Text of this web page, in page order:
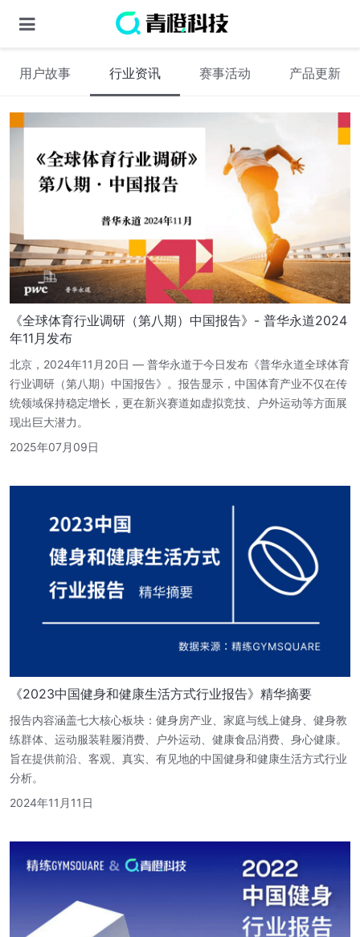
用户故事 行业资讯 赛事活动 产品更新
《全球体育行业调研（第八期）中国报告》- 普华永道2024
年11月发布
北京，2024年11月20日 — 普华永道于今日发布《普华永道全球体育
行业调研（第八期）中国报告》。报告显示，中国体育产业不仅在传
统领域保持稳定增长，更在新兴赛道如虚拟竞技、户外运动等方面展
现出巨大潜力。
2025年07月09日
《2023中国健身和健康生活方式行业报告》精华摘要
报告内容涵盖七大核心板块：健身房产业、家庭与线上健身、健身教
练群体、运动服装鞋履消费、户外运动、健康食品消费、身心健康。
旨在提供前沿、客观、真实、有见地的中国健身和健康生活方式行业
分析。
2024年11月11日